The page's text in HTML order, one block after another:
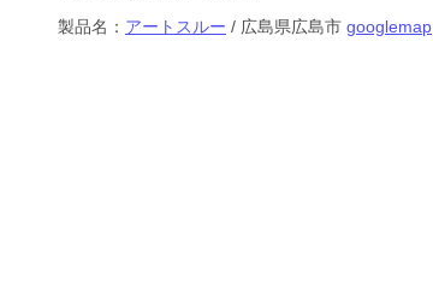
製品名： アートスルー / 広島県広島市 googlemap